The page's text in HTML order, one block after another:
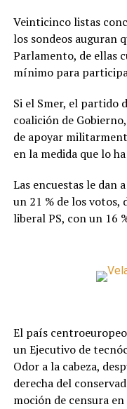
Veinticinco listas
los sondeos auguran
Parlamento, de ellas
mínimo para
Si el Smer, el partido
coalición de
de apoyar
en la medida que lo
Las encuestas le dan
un 21 % de los
liberal PS, con un 16
El país
un Ejecutivo de
Odor a la cabeza,
derecha del
moción de censura